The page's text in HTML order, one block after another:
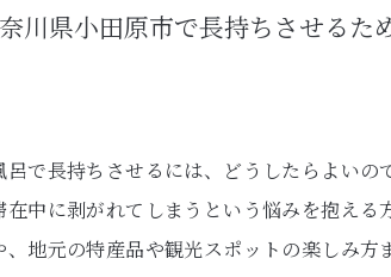
川県小田原市で長持ちさせる
で長持ちさせるには、どうしたらよい
中に剥がれてしまうという悩みを抱え
地元の特産品や観光スポットの楽しみ